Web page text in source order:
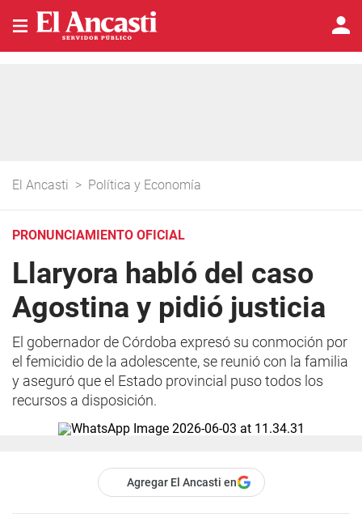
El Ancasti > Política y Economía
PRONUNCIAMIENTO OFICIAL
Llaryora habló del caso
Agostina y pidió justicia
El gobernador de Córdoba expresó su conmoción por
el femicidio de la adolescente, se reunió con la familia
y aseguró que el Estado provincial puso todos los
recursos a disposición.
Agregar El Ancasti en